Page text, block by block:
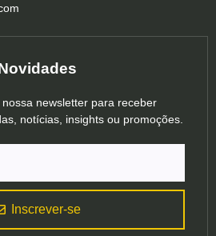
newsletter para receber
notícias, insights ou promoções.
Inscrever-se